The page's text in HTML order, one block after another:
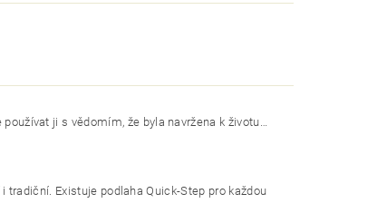
ji s vědomím, že byla navržena k životu…
tradiční. Existuje podlaha Quick-Step pro každou